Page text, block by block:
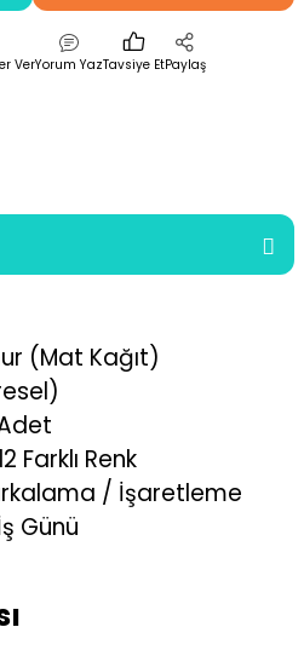
VerYorum YazTavsiye EtPaylaş
(Mat Kağıt)
Farklı Renk
/ İşaretleme
Günü